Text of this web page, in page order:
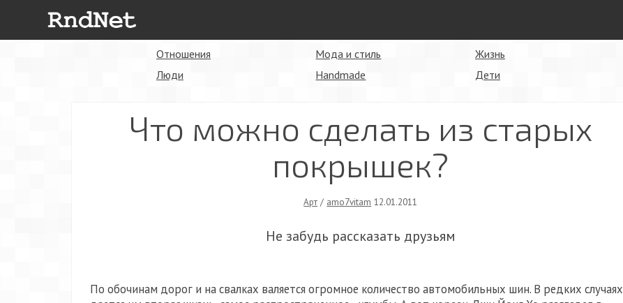
Отношения
Люди
Мода и стиль
Handmade
Жизнь
Дети
Что можно сделать из старых
покрышек?
Арт / amo7vitam 12.01.2011
Не забудь рассказать друзьям
По обочинам дорог и на свалках валяется огромное количество автомобильных шин. В редких случаях